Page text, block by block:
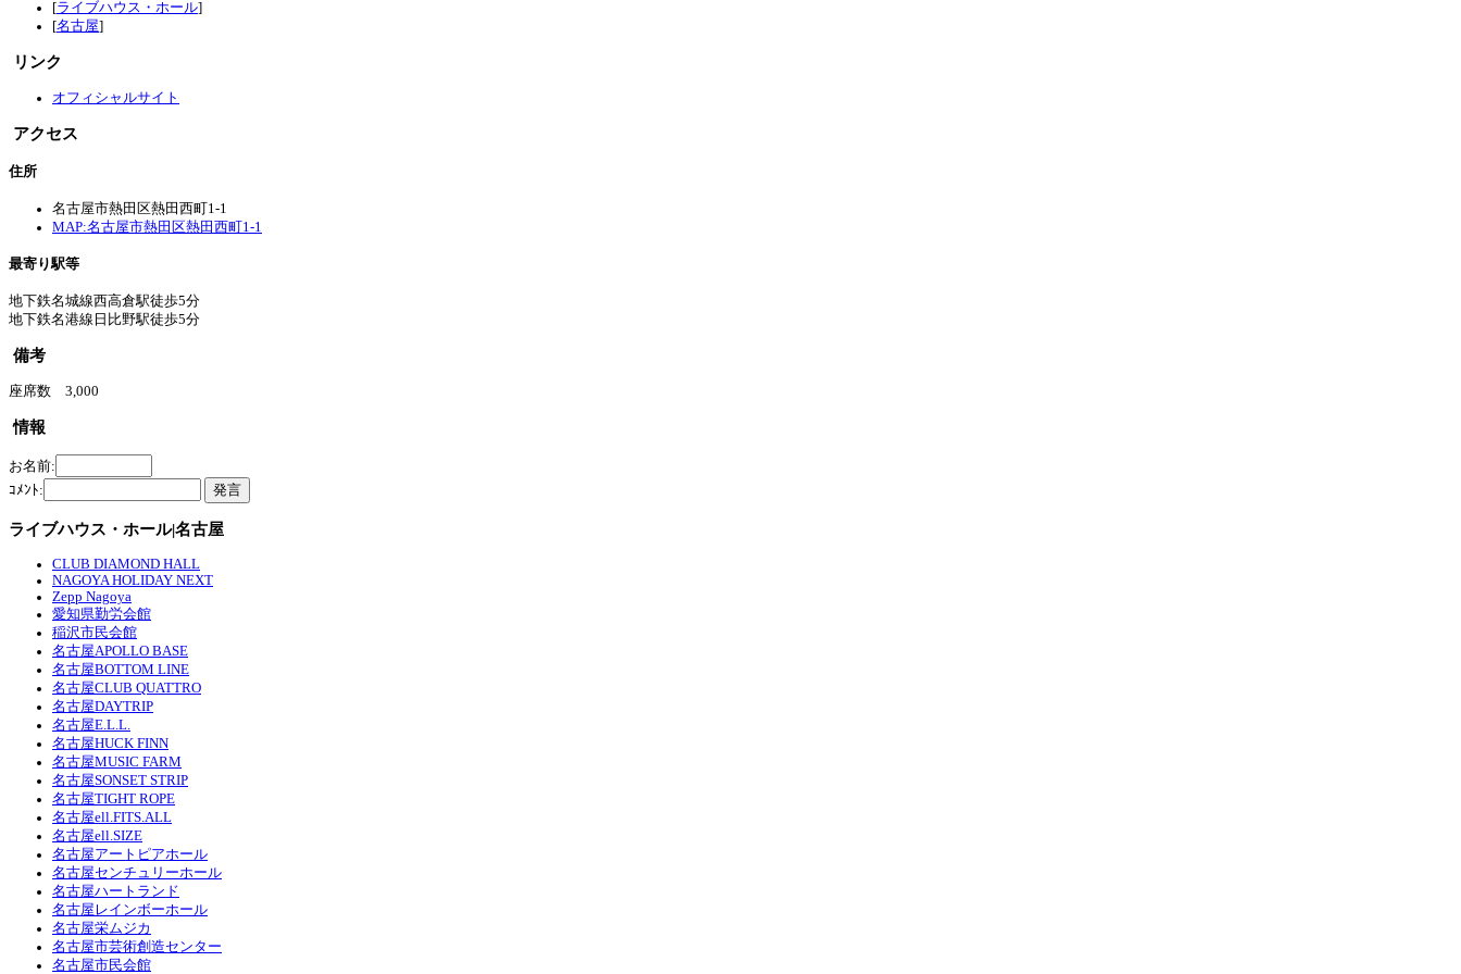
[ライブハウス・ホール]
[名古屋]
リンク
オフィシャルサイト
アクセス
住所
名古屋市熱田区熱田西町1-1
MAP:名古屋市熱田区熱田西町1-1
最寄り駅等
地下鉄名城線西高倉駅徒歩5分
地下鉄名港線日比野駅徒歩5分
備考
座席数 3,000
情報
お名前:
ｺﾒﾝﾄ:
ライブハウス・ホール|名古屋
CLUB DIAMOND HALL
NAGOYA HOLIDAY NEXT
Zepp Nagoya
愛知県勤労会館
稲沢市民会館
名古屋APOLLO BASE
名古屋BOTTOM LINE
名古屋CLUB QUATTRO
名古屋DAYTRIP
名古屋E.L.L.
名古屋HUCK FINN
名古屋MUSIC FARM
名古屋SONSET STRIP
名古屋TIGHT ROPE
名古屋ell.FITS.ALL
名古屋ell.SIZE
名古屋アートピアホール
名古屋センチュリーホール
名古屋ハートランド
名古屋レインボーホール
名古屋栄ムジカ
名古屋市芸術創造センター
名古屋市民会館